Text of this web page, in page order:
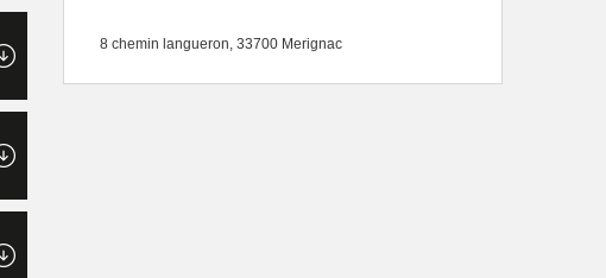
8 chemin langueron, 33700 Merignac